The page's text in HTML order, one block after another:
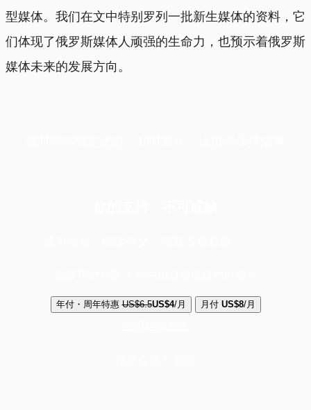
型媒体。我们在文中特别罗列一批新生媒体的资料，它
们体现了俄罗斯媒体人顽强的生命力，也预示着俄罗斯
媒体未来的发展方向。
年付・周年特惠 US$6.5US$4/月 月付 US$8/月